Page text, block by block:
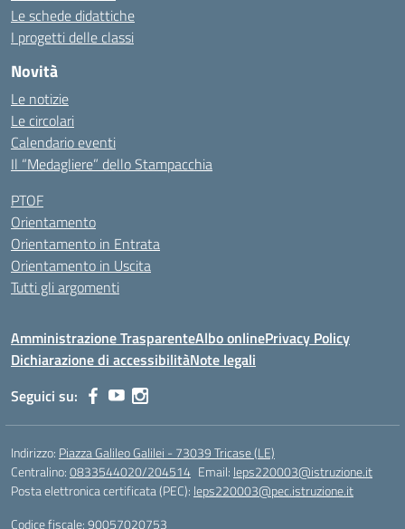
Le schede didattiche
I progetti delle classi
Novità
Le notizie
Le circolari
Calendario eventi
Il “Medagliere” dello Stampacchia
PTOF
Orientamento
Orientamento in Entrata
Orientamento in Uscita
Tutti gli argomenti
Amministrazione TrasparenteAlbo onlinePrivacy Policy
Dichiarazione di accessibilitàNote legali
Seguici su:
Indirizzo: Piazza Galileo Galilei - 73039 Tricase (LE)
Centralino:0833544020/204514 Email: leps220003@istruzione.it
Posta elettronica certificata (PEC): leps220003@pec.istruzione.it
Codice fiscale: 90057020753